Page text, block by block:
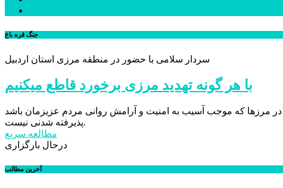
جنگ قره باغ
سردار سلامی با حضور در منطقه مرزی استان اردبیل
با هر گونه تهدید مرزی برخورد قاطع میکنیم
در مرزها که موجب آسیب به امنیت و آرامش روانی مردم عزیزمان باشد
پذیرفته شدنی نیست.
مطالعه سریع
درحال بارگزاری
آخرین مطالب